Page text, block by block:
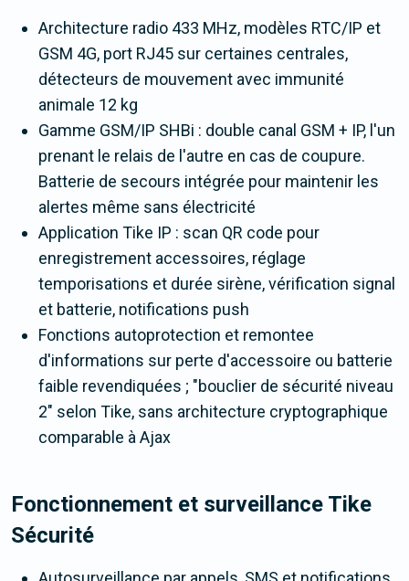
Architecture radio 433 MHz, modèles RTC/IP et
GSM 4G, port RJ45 sur certaines centrales,
détecteurs de mouvement avec immunité
animale 12 kg
Gamme GSM/IP SHBi : double canal GSM + IP, l'un
prenant le relais de l'autre en cas de coupure.
Batterie de secours intégrée pour maintenir les
alertes même sans électricité
Application Tike IP : scan QR code pour
enregistrement accessoires, réglage
temporisations et durée sirène, vérification signal
et batterie, notifications push
Fonctions autoprotection et remontee
d'informations sur perte d'accessoire ou batterie
faible revendiquées ; "bouclier de sécurité niveau
2" selon Tike, sans architecture cryptographique
comparable à Ajax
Fonctionnement et surveillance Tike
Sécurité